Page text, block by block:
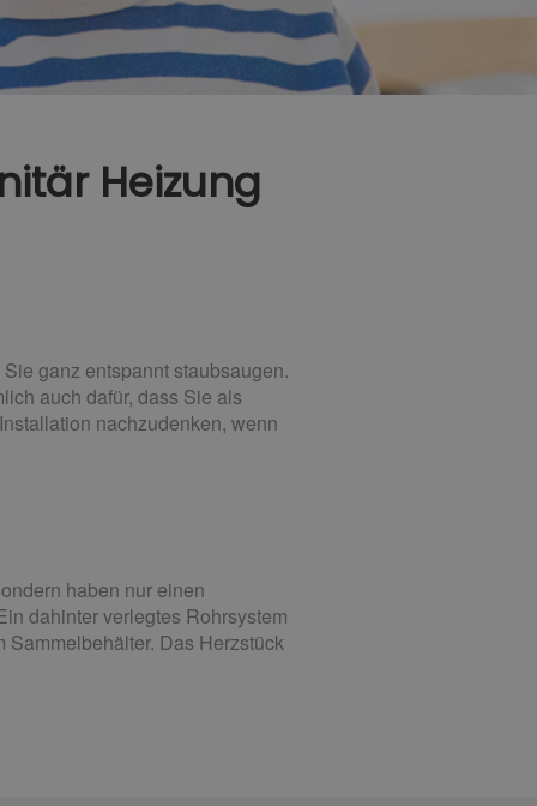
Heizung
ganz entspannt staubsaugen.
auch dafür, dass Sie als
nachzudenken, wenn
haben nur einen
dahinter verlegtes Rohrsystem
Das Herzstück